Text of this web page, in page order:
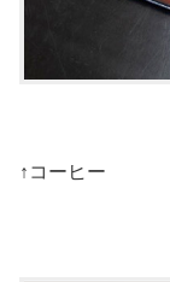
↑コーヒー